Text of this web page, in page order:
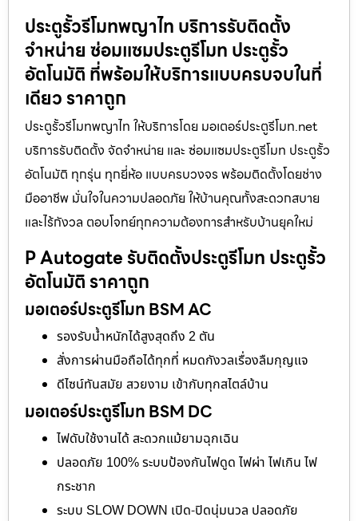
ประตูรั้วรีโมทพญาไท บริการรับติดตั้ง
จำหน่าย ซ่อมแซมประตูรีโมท ประตูรั้ว
อัตโนมัติ ที่พร้อมให้บริการแบบครบจบในที่
เดียว ราคาถูก
ประตูรั้วรีโมทพญาไท ให้บริการโดย มอเตอร์ประตูรีโมท.net
บริการรับติดตั้ง จัดจำหน่าย และ ซ่อมแซมประตูรีโมท ประตูรั้ว
อัตโนมัติ ทุกรุ่น ทุกยี่ห้อ แบบครบวงจร พร้อมติดตั้งโดยช่าง
มืออาชีพ มั่นใจในความปลอดภัย ให้บ้านคุณทั้งสะดวกสบาย
และไร้กังวล ตอบโจทย์ทุกความต้องการสำหรับบ้านยุคใหม่
P Autogate รับติดตั้งประตูรีโมท ประตูรั้ว
อัตโนมัติ ราคาถูก
มอเตอร์ประตูรีโมท BSM AC
รองรับน้ำหนักได้สูงสุดถึง 2 ตัน
สั่งการผ่านมือถือได้ทุกที่ หมดกังวลเรื่องลืมกุญแจ
ดีไซน์ทันสมัย สวยงาม เข้ากับทุกสไตล์บ้าน
มอเตอร์ประตูรีโมท BSM DC
ไฟดับใช้งานได้ สะดวกแม้ยามฉุกเฉิน
ปลอดภัย 100% ระบบป้องกันไฟดูด ไฟผ่า ไฟเกิน ไฟ
กระชาก
ระบบ SLOW DOWN เปิด-ปิดนุ่มนวล ปลอดภัย